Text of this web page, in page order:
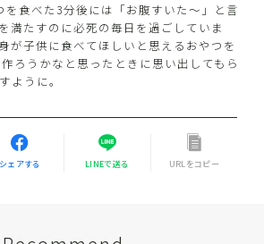
を食べた3分後には「お腹すいた〜」と言
満たすのに必死の毎日を過ごしていま
が子供に食べてほしいと思えるおやつを
ろうかなと思ったときに思い出してもら
ように。
シェアする LINEで送る URLをコピー